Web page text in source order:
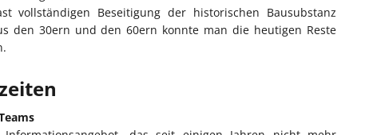
vollständigen Beseitigung der historischen Bausubstanz
den 30ern und den 60ern konnte man die heutigen Reste